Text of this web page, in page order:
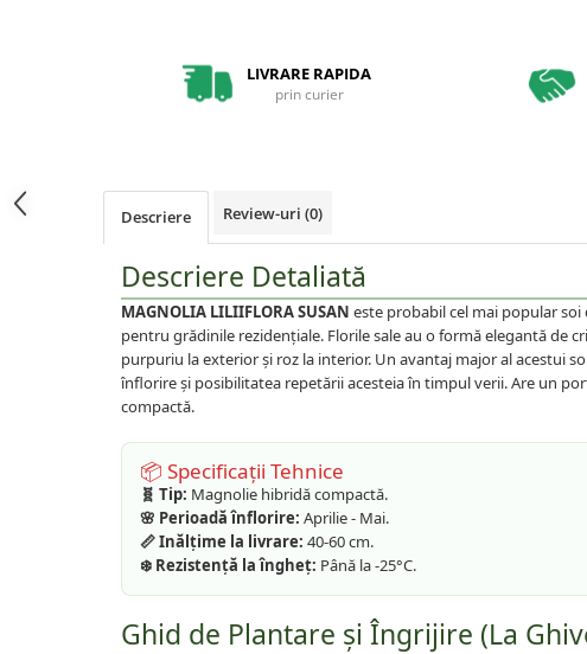
Magnolii
Plante foioase
Plante ornamentale
Plante urcatoare
Pomi columnari
Trandafiri copac
Trandafiri pomisor plangator
Trandafiri urcatori
LIVRARE RAPIDA
prin curier
Descriere Review-uri (0)
Descriere Detaliată
MAGNOLIA LILIIFLORA SUSAN este probabil cel mai popular soi
pentru grădinile rezidențiale. Florile sale au o formă elegantă de
purpuriu la exterior și roz la interior. Un avantaj major al acestui
înflorire și posibilitatea repetării acesteia în timpul verii. Are un
compactă.
📦 Specificații Tehnice
🧬 Tip: Magnolie hibridă compactă.
🌸 Perioadă înflorire: Aprilie - Mai.
📏 Inălțime la livrare: 40-60 cm.
❄️ Rezistență la îngheț: Până la -25°C.
Ghid de Plantare și Îngrijire (La